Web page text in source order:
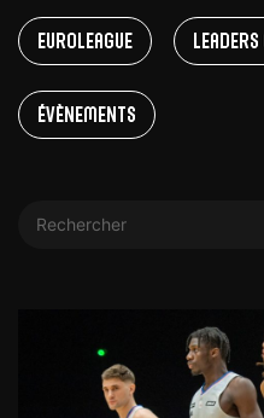
EuroLeague Leaders
Évènements